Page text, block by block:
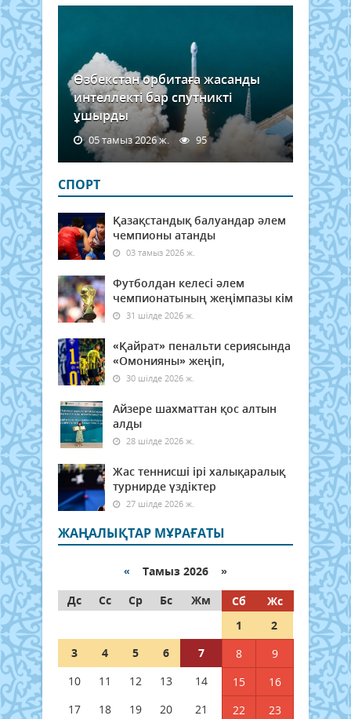
Өзбекстан орбитаға жасанды
интеллекті бар спутникті
ұшырды
05 тамыз 2026 ж. 95
СПОРТ
Қазақстандық балуандар әлем
чемпионы атанды
03 тамыз 2026 ж.
Футболдан келесі әлем
чемпионатының жеңімпазы кім
31 шілде 2026 ж.
«Қайрат» пенальти сериясында
«Омонияны» жеңіп,
30 шілде 2026 ж.
Айзере шахматтан қос алтын
алды
28 шілде 2026 ж.
Жас теннисші ірі халықаралық
турнирде үздіктер
27 шілде 2026 ж.
ЖАҢАЛЫҚТАР МҰРАҒАТЫ
« Тамыз 2026 »
Дс
Сс Ср Бс Жм Сб
Жс
1
2
3
4 5 6 7 8
9
10
11 12 13 14 15
16
17
18 19 20 21 22 23